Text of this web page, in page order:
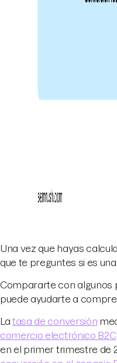
Una vez que hayas
que te preguntes si es
Compararte con algunos
puede ayudarte a
Latasa de conversión
comercio electrónico B2C
en el primer trimestre de